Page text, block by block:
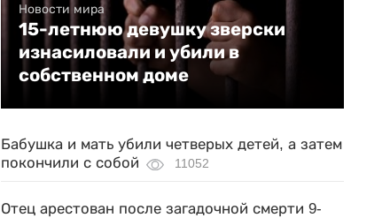
Новости мира
15-летнюю девушку зверски
изнасиловали и убили в
собственном доме
Бабушка и мать убили четверых детей, а затем
покончили с собой
11052
Отец арестован после загадочной смерти 9-